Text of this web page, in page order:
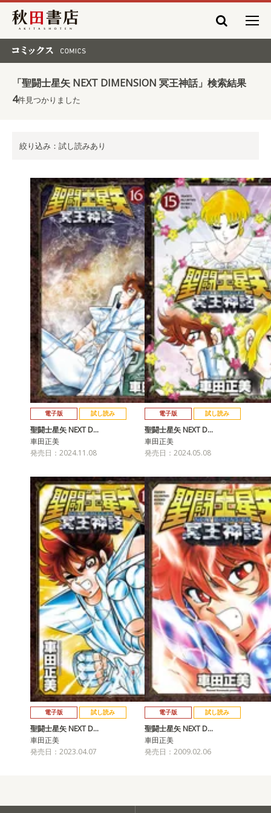
秋田書店
「聖闘士星矢 NEXT DIMENSION 冥王神話」検索結果
4件見つかりました
絞り込み：試し読みあり
電子版 試し読み
聖闘士星矢 NEXT D…
車田正美
発売日：2024.11.08
電子版 試し読み
聖闘士星矢 NEXT D…
車田正美
発売日：2024.05.08
電子版 試し読み
聖闘士星矢 NEXT D…
車田正美
発売日：2023.04.07
電子版 試し読み
聖闘士星矢 NEXT D…
車田正美
発売日：2009.02.06